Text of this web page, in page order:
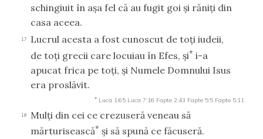
schingiuit în aşa fel că au fugit goi şi răniţi din
casa aceea.
17
Lucrul acesta a fost cunoscut de toţi iudeii,
de toţi grecii care locuiau în Efes, şi* i-a
apucat frica pe toţi, şi Numele Domnului Isus
era proslăvit.
* Luca 1:65 Luca 7:16 Fapte 2:43 Fapte 5:5 Fapte 5:11
18
Mulţi din cei ce crezuseră veneau să
mărturisească* şi să spună ce făcuseră.